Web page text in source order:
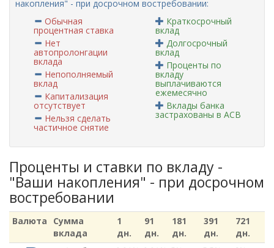
накопления" - при досрочном востребовании:
Обычная
процентная ставка
Нет
автопролонгации
вклада
Непополняемый
вклад
Капитализация
отсутствует
Нельзя сделать
частичное снятие
Краткосрочный
вклад
Долгосрочный
вклад
Проценты по
вкладу
выплачиваются
ежемесячно
Вклады банка
застрахованы в АСВ
Проценты и ставки по вкладу -
"Ваши накопления" - при досрочном
востребовании
Валюта
Сумма
вклада
1
дн.
91
дн.
181
дн.
391
дн.
721
дн.